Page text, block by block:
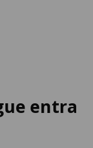
entra